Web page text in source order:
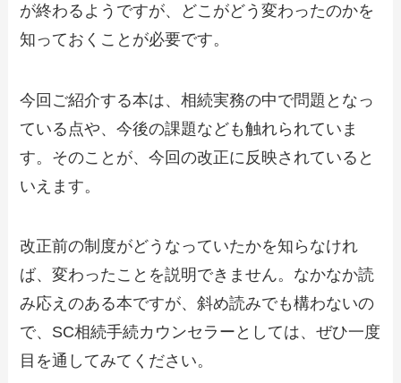
が終わるようですが、どこがどう変わったのかを
知っておくことが必要です。
今回ご紹介する本は、相続実務の中で問題となっ
ている点や、今後の課題なども触れられていま
す。そのことが、今回の改正に反映されていると
いえます。
改正前の制度がどうなっていたかを知らなけれ
ば、変わったことを説明できません。なかなか読
み応えのある本ですが、斜め読みでも構わないの
で、SC相続手続カウンセラーとしては、ぜひ一度
目を通してみてください。